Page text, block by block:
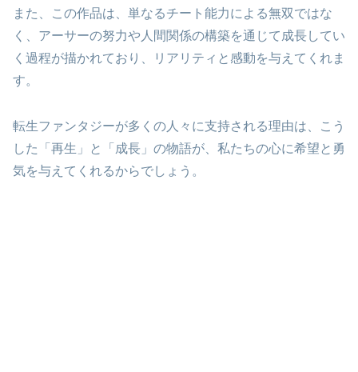
また、この作品は、単なるチート能力による無双ではな
く、アーサーの努力や人間関係の構築を通じて成長してい
く過程が描かれており、リアリティと感動を与えてくれま
す。
転生ファンタジーが多くの人々に支持される理由は、こう
した「再生」と「成長」の物語が、私たちの心に希望と勇
気を与えてくれるからでしょう。